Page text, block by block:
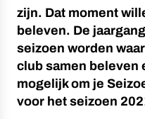
zijn. Dat moment
beleven. De
seizoen worden
club samen beleven
mogelijk om je
voor het seizoen